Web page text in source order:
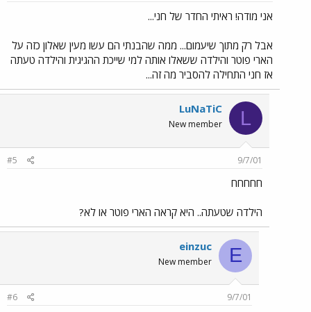
אני מודה! ראיתי החדר של חני...
אבל רק מתוך שיעמום... ממה שהבנתי הם עשו מעין שאלון כזה על
הארי פוטר והילדה ששאלו אותה למי שייכת ההגיגית והילדה טעתה
אז חני התחילה להסביר מה זה...
L
LuNaTiC
New member
9/7/01
#5
חחחחח
הילדה שטעתה.. היא קראה הארי פוטר או לא?
E
einzuc
New member
9/7/01
#6